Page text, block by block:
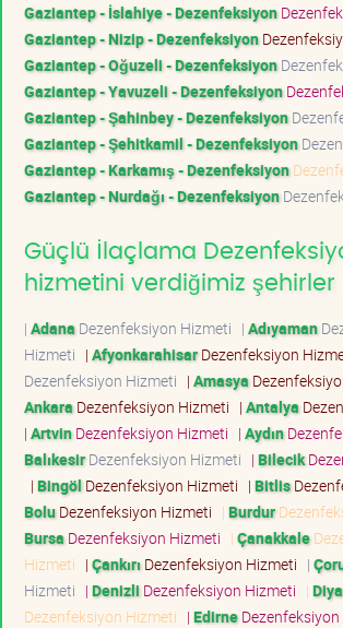
Gaziantep - İslahiye - Dezenfeksiyon
Gaziantep - Nizip - Dezenfeksiyon
Gaziantep - Oğuzeli - Dezenfeksiyon
Gaziantep - Yavuzeli - Dezenfeksiyon
Gaziantep - Şahinbey - Dezenfeksiyon
Gaziantep - Şehitkamil - Dezenfeksiyon
Gaziantep - Karkamış - Dezenfeksiyon
Gaziantep - Nurdağı - Dezenfeksiyon
Güçlü İlaçlama
hizmetini verdiğimiz şehirler
| Adana Dezenfeksiyon Hizmeti | Adıyaman
Hizmeti | AfyonkarahisarDezenfeksiyon
Dezenfeksiyon Hizmeti | Amasya
Ankara Dezenfeksiyon Hizmeti | Antalya
| ArtvinDezenfeksiyon Hizmeti | Aydın
BalıkesirDezenfeksiyon Hizmeti | Bilecik
| Bingöl Dezenfeksiyon Hizmeti | Bitlis
BoluDezenfeksiyon Hizmeti | Burdur
Bursa Dezenfeksiyon Hizmeti | Çanakkale
Hizmeti | Çankırı Dezenfeksiyon Hizmeti |
Hizmeti | Denizli Dezenfeksiyon Hizmeti |
Dezenfeksiyon Hizmeti | EdirneDezenfeksiyon